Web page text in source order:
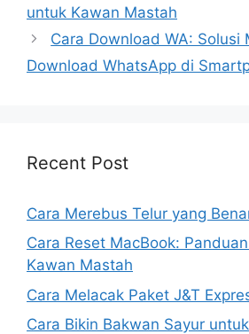
untuk Kawan Mastah
Cara Download WA: Solusi
Download WhatsApp di
Recent Post
Cara Merebus Telur yang
Cara Reset MacBook:
Kawan Mastah
Cara Melacak Paket J&T
Cara Bikin Bakwan Sayur